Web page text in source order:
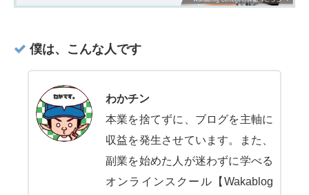
僕は、こんな人です
わかチン
本業を捨てずに、ブログを主軸に
収益を発生させています。また、
副業を始めた人が迷わずに学べる
オンラインスクール【Wakablog